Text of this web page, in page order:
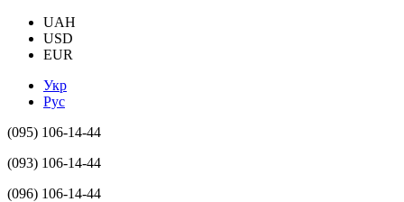
UAH
USD
EUR
Укр
Рус
(095) 106-14-44
(093) 106-14-44
(096) 106-14-44